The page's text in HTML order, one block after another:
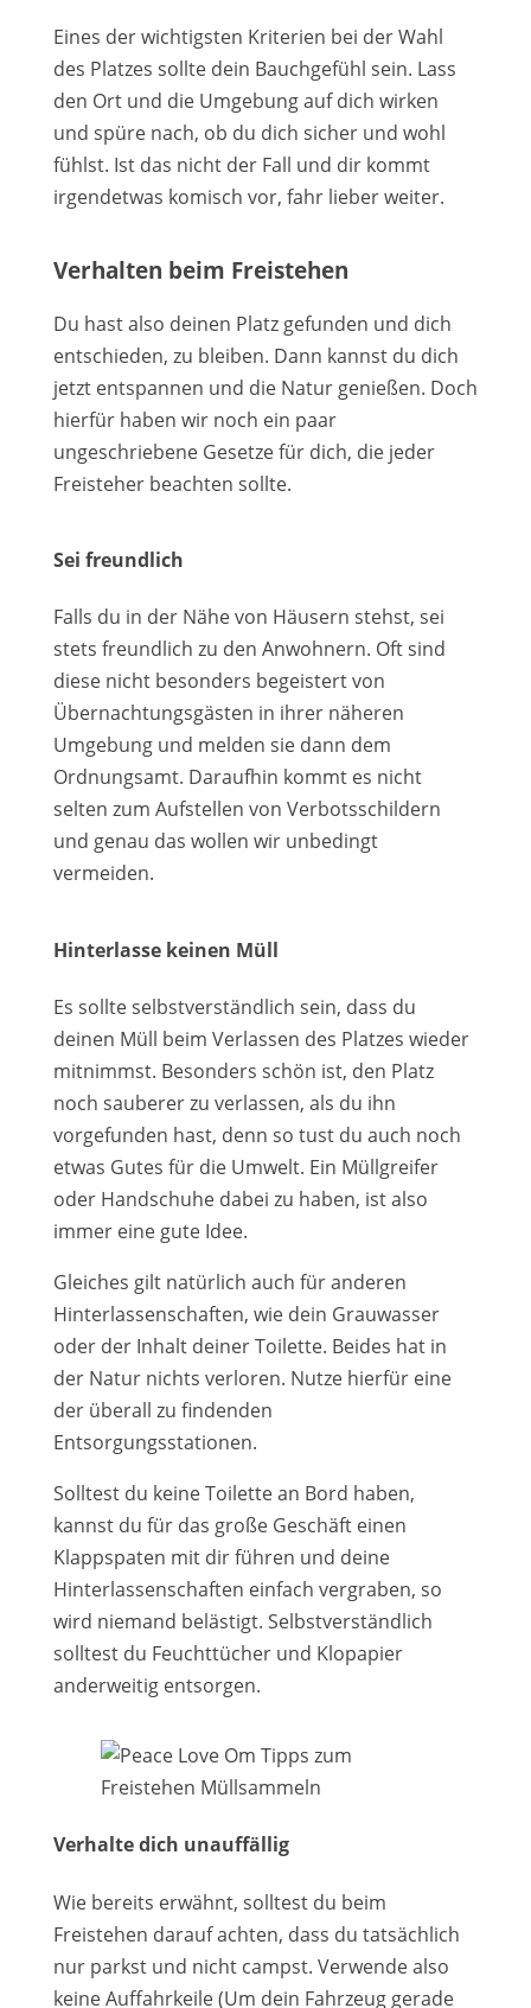
Eines der wichtigsten Kriterien bei der Wahl
des Platzes sollte dein Bauchgefühl sein. Lass
den Ort und die Umgebung auf dich wirken
und spüre nach, ob du dich sicher und wohl
fühlst. Ist das nicht der Fall und dir kommt
irgendetwas komisch vor, fahr lieber weiter.
Verhalten beim Freistehen
Du hast also deinen Platz gefunden und dich
entschieden, zu bleiben. Dann kannst du dich
jetzt entspannen und die Natur genießen. Doch
hierfür haben wir noch ein paar
ungeschriebene Gesetze für dich, die jeder
Freisteher beachten sollte.
Sei freundlich
Falls du in der Nähe von Häusern stehst, sei
stets freundlich zu den Anwohnern. Oft sind
diese nicht besonders begeistert von
Übernachtungsgästen in ihrer näheren
Umgebung und melden sie dann dem
Ordnungsamt. Daraufhin kommt es nicht
selten zum Aufstellen von Verbotsschildern
und genau das wollen wir unbedingt
vermeiden.
Hinterlasse keinen Müll
Es sollte selbstverständlich sein, dass du
deinen Müll beim Verlassen des Platzes wieder
mitnimmst. Besonders schön ist, den Platz
noch sauberer zu verlassen, als du ihn
vorgefunden hast, denn so tust du auch noch
etwas Gutes für die Umwelt. Ein Müllgreifer
oder Handschuhe dabei zu haben, ist also
immer eine gute Idee.
Gleiches gilt natürlich auch für anderen
Hinterlassenschaften, wie dein Grauwasser
oder der Inhalt deiner Toilette. Beides hat in
der Natur nichts verloren. Nutze hierfür eine
der überall zu findenden
Entsorgungsstationen.
Solltest du keine Toilette an Bord haben,
kannst du für das große Geschäft einen
Klappspaten mit dir führen und deine
Hinterlassenschaften einfach vergraben, so
wird niemand belästigt. Selbstverständlich
solltest du Feuchttücher und Klopapier
anderweitig entsorgen.
Verhalte dich unauffällig
Wie bereits erwähnt, solltest du beim
Freistehen darauf achten, dass du tatsächlich
nur parkst und nicht campst. Verwende also
keine Auffahrkeile (Um dein Fahrzeug gerade